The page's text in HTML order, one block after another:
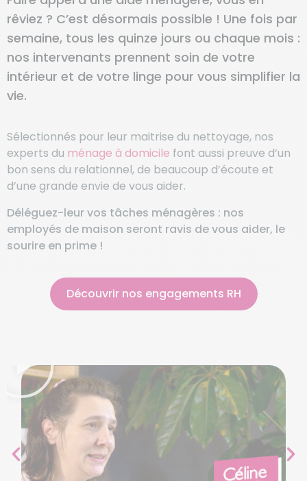
rêviez ? C’est désormais possible ! Une fois par
semaine, tous les quinze jours ou chaque mois :
nos intervenants prennent soin de votre
intérieur et de votre linge pour vous simplifier la
vie.
Sélectionnés pour leur maitrise du nettoyage, nos
experts du ménage à domicile font aussi preuve d’un
bon sens du relationnel, de beaucoup d’écoute et
d’une grande envie de vous aider.
Déléguez-leur vos tâches ménagères : nos
employés de maison seront ravis de vous aider, le
sourire en prime !
Découvrir nos engagements RH